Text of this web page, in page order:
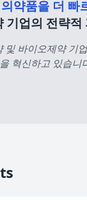
약품을 더 빠
기업의 전략적
및 바이오제약 기
혁신하고 있습니